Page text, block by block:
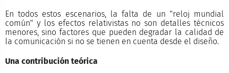
En todos estos escenarios, la falta de un "reloj mundial
común" y los efectos relativistas no son detalles técnicos
menores, sino factores que pueden degradar la calidad de
la comunicación si no se tienen en cuenta desde el diseño.
Una contribución teórica